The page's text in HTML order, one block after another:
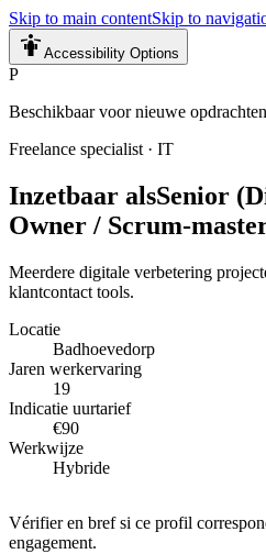
Skip to main contentSkip to
Accessibility Options
P
Beschikbaar voor nieuwe opdrachten
Freelance specialist · IT
Inzetbaar alsSenior
Owner / Scrum-
Meerdere digitale verbetering
klantcontact tools.
Locatie
Badhoevedorp
Jaren werkervaring
19
Indicatie uurtarief
€90
Werkwijze
Hybride
Vérifier en bref si ce profil
engagement.